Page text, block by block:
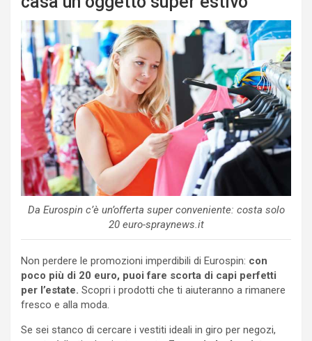
Da Eurospin c’è un’offerta super conveniente: costa solo
20 euro-spraynews.it
Non perdere le promozioni imperdibili di Eurospin: con
poco più di 20 euro, puoi fare scorta di capi perfetti
per l’estate. Scopri i prodotti che ti aiuteranno a rimanere
fresco e alla moda.
Se sei stanco di cercare i vestiti ideali in giro per negozi,